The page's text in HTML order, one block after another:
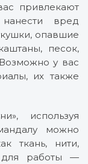
привлекают
вред
опавшие
песок,
у вас
их также
используя
можно
ткань, нити,
для работы —